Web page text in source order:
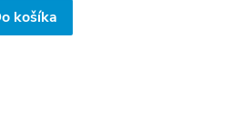
košíka